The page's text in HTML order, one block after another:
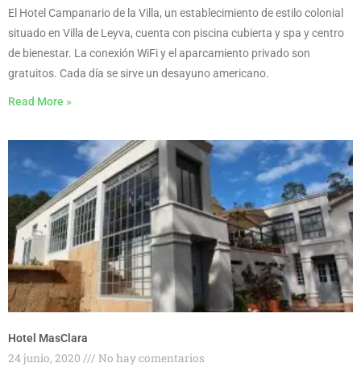
El Hotel Campanario de la Villa, un establecimiento de estilo colonial
situado en Villa de Leyva, cuenta con piscina cubierta y spa y centro
de bienestar. La conexión WiFi y el aparcamiento privado son
gratuitos. Cada día se sirve un desayuno americano.
Read More »
Hotel MasClara
24 junio, 2020 No hay comentarios